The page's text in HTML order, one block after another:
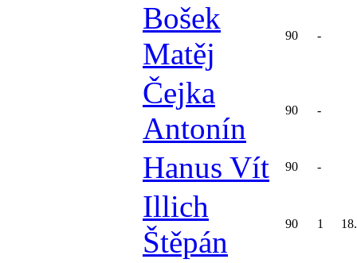
Bošek
Matěj
90 -
Čejka
Antonín
90 -
Hanus Vít 90 -
Illich
Štěpán
90 1